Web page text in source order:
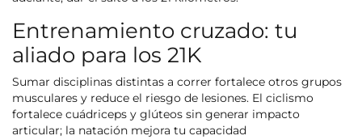
Entrenamiento cruzado: tu
aliado para los 21K
Sumar disciplinas distintas a correr fortalece otros grupos
musculares y reduce el riesgo de lesiones. El ciclismo
fortalece cuádriceps y glúteos sin generar impacto
articular; la natación mejora tu capacidad